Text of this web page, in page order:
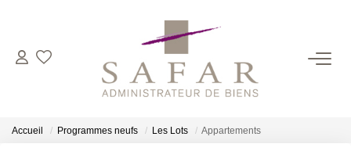
NOS CABINETS
Accueil Programmes neufs Les Lots Appartements